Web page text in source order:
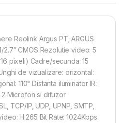
Reolink Argus PT; ARGUS
2.7″ CMOS Rezolutie video: 5
pixeli) Cadre/secunda: 15
de vizualizare: orizontal:
110° Distanta iluminator IR:
2 Microfon si difuzor
TCP/IP, UDP, UPNP, SMTP,
H.265 Bit Rate: 1024Kbps